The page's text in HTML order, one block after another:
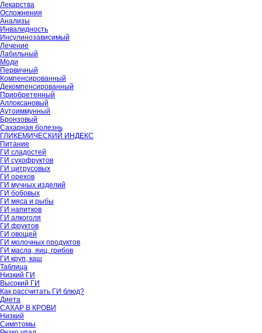
Лекарства
Осложнения
Анализы
Инвалидность
Инсулинозависимый
Лечение
Лабильный
Моди
Первичный
Компенсированный
Декомпенсированный
Приобретенный
Аллоксановый
Аутоиммунный
Бронзовый
Сахарная болезнь
ГЛИКЕМИЧЕСКИЙ ИНДЕКС
Питание
ГИ сладостей
ГИ сухофруктов
ГИ цитрусовых
ГИ орехов
ГИ мучных изделий
ГИ бобовых
ГИ мяса и рыбы
ГИ напитков
ГИ алкоголя
ГИ фруктов
ГИ овощей
ГИ молочных продуктов
ГИ масла, яиц, грибов
ГИ круп, каш
Таблица
Низкий ГИ
Высокий ГИ
Как рассчитать ГИ блюд?
Диета
САХАР В КРОВИ
Низкий
Симптомы